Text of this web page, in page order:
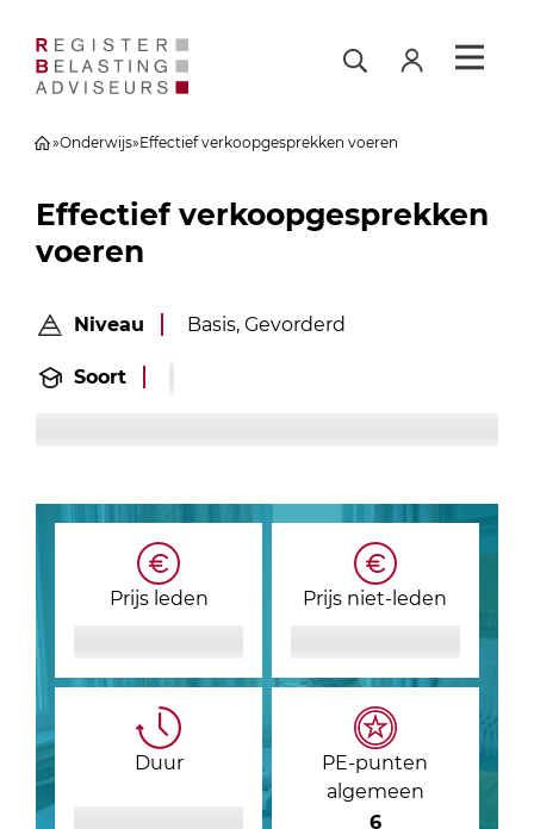
»Onderwijs»Effectief verkoopgesprekken voeren
Effectief verkoopgesprekken
voeren
Niveau Basis, Gevorderd
Soort
Prijs leden Prijs niet-leden
Duur
PE-punten
algemeen
6